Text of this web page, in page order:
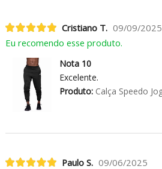
Cristiano T. 09/09/2025
Eu recomendo esse produto.
Nota 10
Excelente.
Produto:Calça Speedo
Paulo S. 09/06/2025